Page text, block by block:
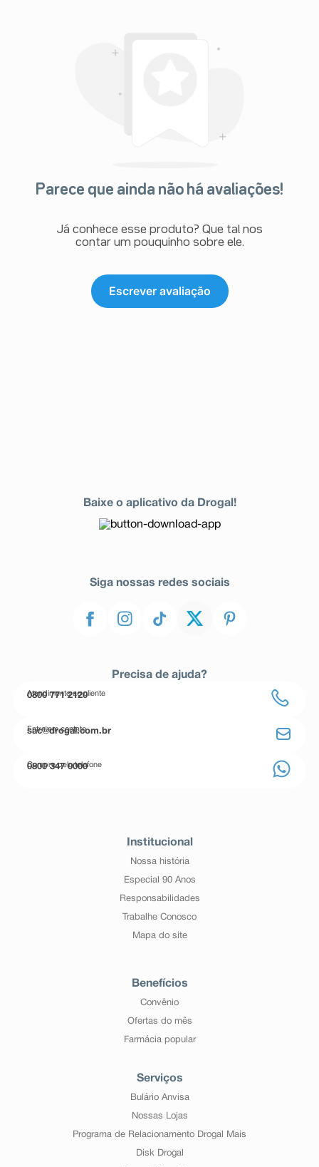
Parece que ainda não há avaliações!
Já conhece esse produto? Que tal nos
contar um pouquinho sobre ele.
Escrever avaliação
Baixe o aplicativo da Drogal!
Siga nossas redes sociais
Precisa de ajuda?
Atendimento ao cliente
0800 771 2120
Entre em contato
sac@drogal.com.br
Compre pelo telefone
0800 347 0000
Institucional
Nossa história
Especial 90 Anos
Responsabilidades
Trabalhe Conosco
Mapa do site
Benefícios
Convênio
Ofertas do mês
Farmácia popular
Serviços
Bulário Anvisa
Nossas Lojas
Programa de Relacionamento Drogal Mais
Disk Drogal